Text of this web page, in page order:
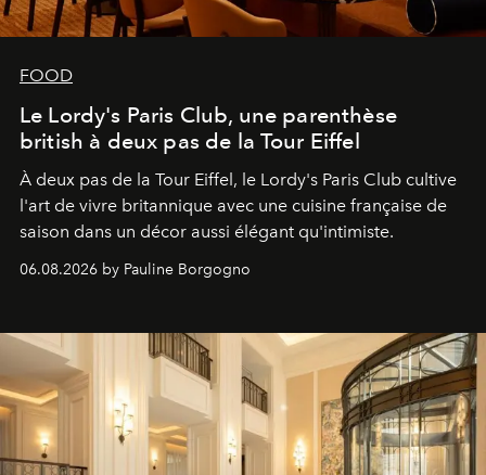
FOOD
Le Lordy's Paris Club, une parenthèse
british à deux pas de la Tour Eiffel
À deux pas de la Tour Eiffel, le Lordy's Paris Club cultive
l'art de vivre britannique avec une cuisine française de
saison dans un décor aussi élégant qu'intimiste.
06.08.2026 by Pauline Borgogno